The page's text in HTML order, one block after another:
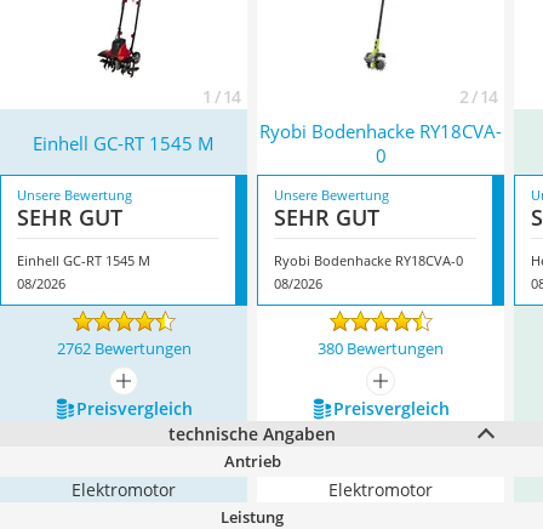
1 / 14 2 / 14
Einhell GC-RT 1545 M
Ryobi Bodenhacke RY18CVA-
0
Unsere Bewertung
SEHR GUT
Einhell GC-RT 1545 M
08/2026
Unsere Bewertung
SEHR GUT
Ryobi Bodenhacke RY18CVA-0
08/2026
2762 Bewertungen 380 Bewertungen
mehr anzeigen
mehr anzeigen
Preis­vergleich
Preis­vergleich
technische Angaben
Antrieb
Elektromotor Elektromotor
Leistung